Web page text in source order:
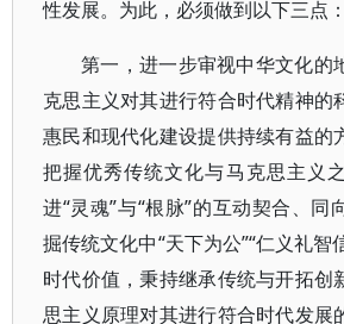
性发展。为此，必须做到以下三点：
第一，进一步审视中华文化的
克思主义对其进行符合时代精神的
惠民和现代化建设提供持续有益的
把握优秀传统文化与马克思主义
进“灵魂”与“根脉”的互动契合、同
掘传统文化中“天下为公”“仁义礼智
时代价值，秉持继承传统与开拓创
思主义原理对其进行符合时代发展